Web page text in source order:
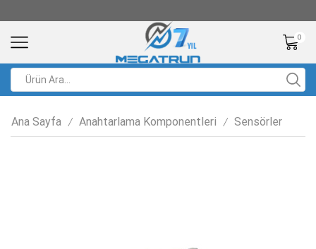
0
Ana Sayfa / Anahtarlama Komponentleri / Sensörler